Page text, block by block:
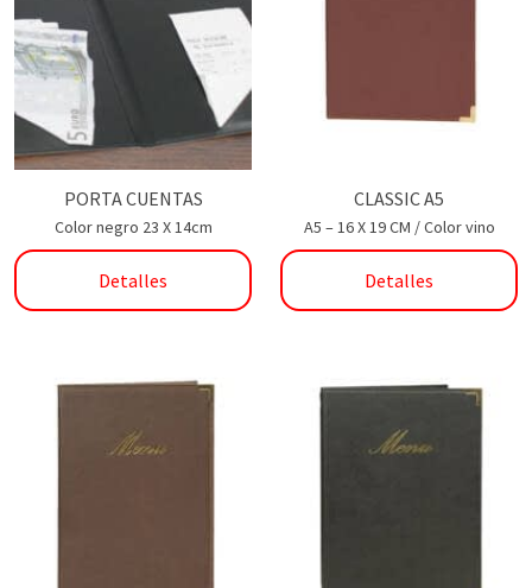
PORTA CUENTAS
Color negro 23 X 14cm
Detalles
CLASSIC A5
A5 – 16 X 19 CM / Color vino
Detalles